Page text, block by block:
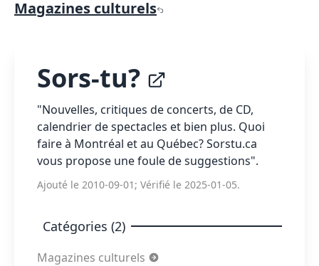
Magazines culturels
Sors-tu?
"Nouvelles, critiques de concerts, de CD,
calendrier de spectacles et bien plus. Quoi
faire à Montréal et au Québec? Sorstu.ca
vous propose une foule de suggestions".
Ajouté le 2010-09-01; Vérifié le 2025-01-05.
Catégories (2)
Magazines culturels